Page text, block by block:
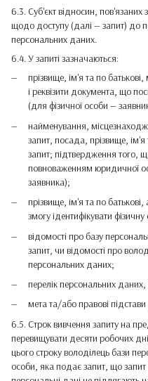
6.3. Суб'єкт відносин,
щодо доступу (далі — запит) до
персональних даних.
6.4. У запиті зазначаються:
прізвище, ім'я та по
і реквізити документа, що
(для фізичної особи —
найменування,
запит, посада, прізвище, ім'я
запит; підтвердження того,
повноваженням юридичної
заявника);
прізвище, ім'я та по
змогу ідентифікувати
відомості про базу
запит, чи відомості про
персональних даних;
перелік персональних
мета та/або правові
6.5. Строк вивчення запиту на
перевищувати десяти робочих
цього строку володілець бази
особи, яка подає запит, що